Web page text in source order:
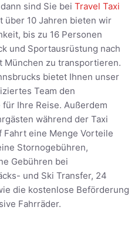
sind Sie bei Travel Taxi
über 10 Jahren bieten wir
bis zu 16 Personen
und Sportausrüstung nach
zu transportieren.
bietet Ihnen unser
Team den
Ihre Reise. Außerdem
während der Taxi
eine Menge Vorteile
Stornogebühren,
Gebühren bei
und Ski Transfer, 24
die kostenlose Beförderung
Fahrräder.